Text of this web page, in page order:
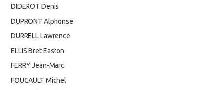
DIDEROT Denis
DUPRONT Alphonse
DURRELL Lawrence
ELLIS Bret Easton
FERRY Jean-Marc
FOUCAULT Michel